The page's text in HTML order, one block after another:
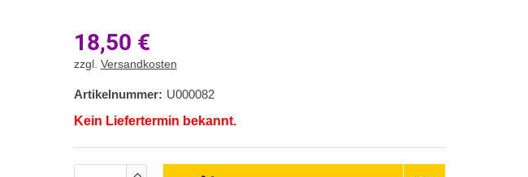
18,50 €
zzgl. Versandkosten
Artikelnummer: U000082
Kein Liefertermin bekannt.